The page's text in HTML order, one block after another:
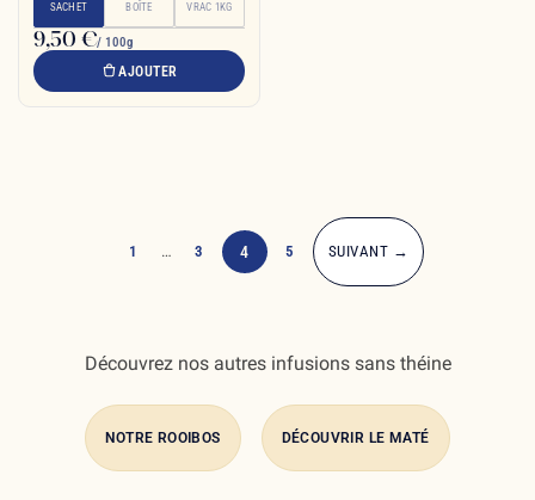
SACHET BOÎTE VRAC 1KG
9,50 €/ 100g
AJOUTER
1 … 3 4 5 SUIVANT →
Découvrez nos autres infusions sans théine
NOTRE ROOIBOS DÉCOUVRIR LE MATÉ